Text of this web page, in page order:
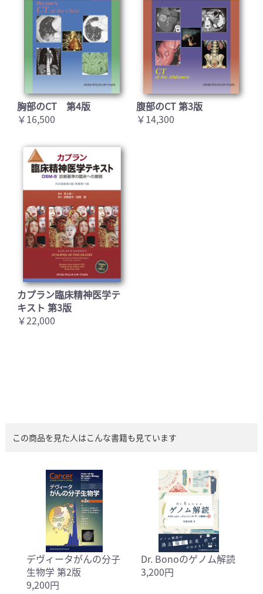
胸部のCT 第4版
￥16,500
腹部のCT 第3版
￥14,300
カプラン臨床精神医学テ
キスト 第3版
￥22,000
この商品を見た人はこんな書籍も見ています
デヴィータがんの分子
生物学 第2版
9,200円
Dr. Bonoのゲノム解読
3,200円